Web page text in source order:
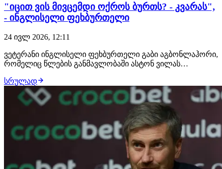
"იცით ვის მივცემდი ოქროს ბურთს? - კვარას",
- ინგლისელი ფეხბურთელი
24 ივლ 2026, 12:11
ვეტერანი ინგლისელი ფეხბურთელი გაბი აგბონლაჰორი,
რომელიც წლების განმავლობაში ასტონ ვილას
"ჰარი კეინმა წელს 72 გოლი გაიტანა, თუმცა ჩემპიონთა
ლიგაზე და მსოფლიო ჩემპიონატზე წარმატებას ვერ
მიაღწია და ეს მას ხელს შეუშლის. ვისაუბროთ იამალზე…
სრულად